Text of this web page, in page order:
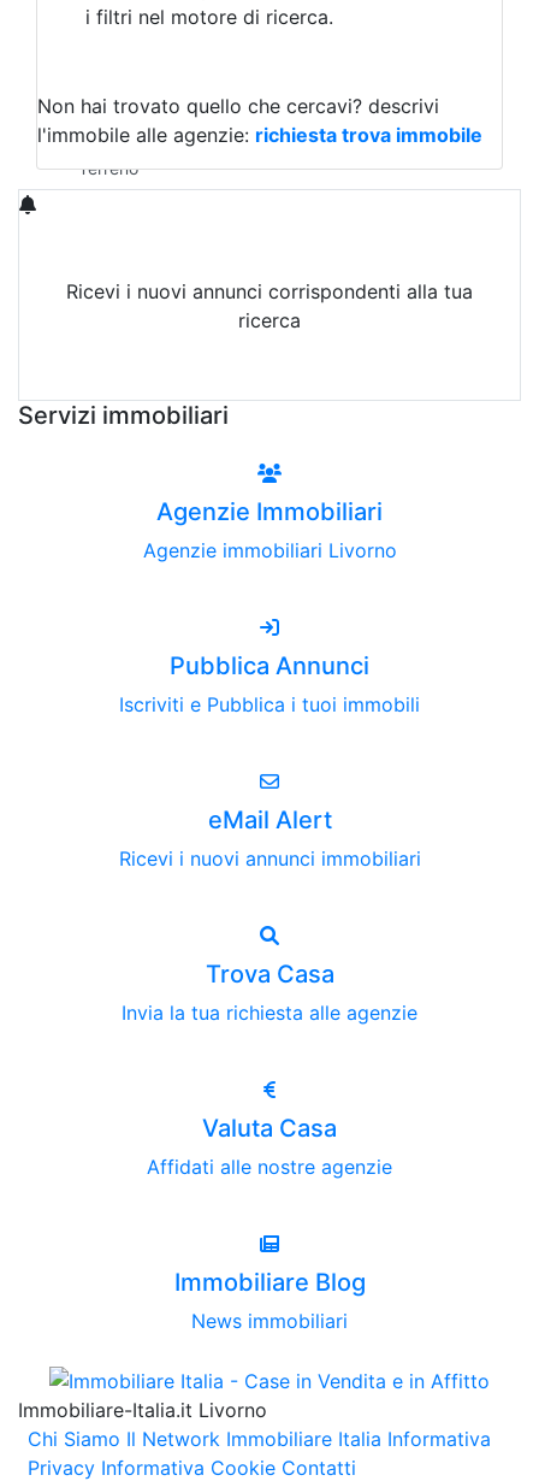
Magazzini
Qualsiasi
Terreno edificabile
Terreno
i filtri nel motore di ricerca.
Non hai trovato quello che cercavi? descrivi
l'immobile alle agenzie: richiesta trova immobile
Ricevi i nuovi annunci corrispondenti alla tua
ricerca
Servizi immobiliari
Agenzie Immobiliari
Agenzie immobiliari Livorno
Pubblica Annunci
Iscriviti e Pubblica i tuoi immobili
eMail Alert
Ricevi i nuovi annunci immobiliari
Trova Casa
Invia la tua richiesta alle agenzie
Valuta Casa
Affidati alle nostre agenzie
Immobiliare Blog
News immobiliari
Immobiliare-Italia.it Livorno
Chi Siamo Il Network Immobiliare Italia Informativa
Privacy Informativa Cookie Contatti